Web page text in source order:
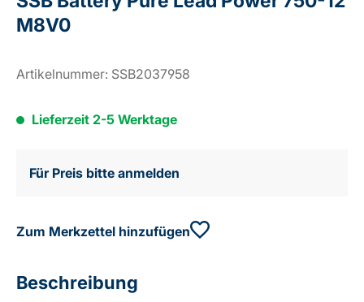
M8V0
Artikelnummer: SSB2037958
Lieferzeit 2-5 Werktage
Für Preis bitte anmelden
Zum Merkzettel hinzufügen
Beschreibung